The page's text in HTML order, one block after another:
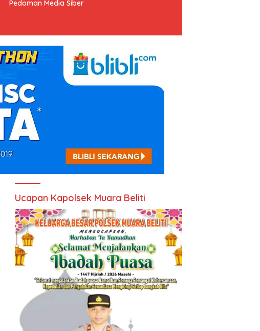
Pedoman Media Siber
Ucapan Kapolsek Muara Beliti